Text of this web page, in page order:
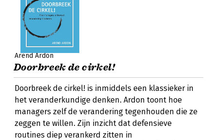
Arend Ardon
Doorbreek de cirkel!
Doorbreek de cirkel! is inmiddels een klassieker in
het veranderkundige denken. Ardon toont hoe
managers zelf de verandering tegenhouden die ze
zeggen te willen. Zijn inzicht dat defensieve
routines diep verankerd zitten in